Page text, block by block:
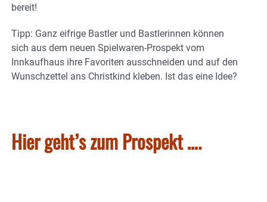
bereit!
Tipp: Ganz eifrige Bastler und Bastlerinnen können
sich aus dem neuen Spielwaren-Prospekt vom
Innkaufhaus ihre Favoriten ausschneiden und auf den
Wunschzettel ans Christkind kleben. Ist das eine Idee?
Hier geht’s zum Prospekt ….